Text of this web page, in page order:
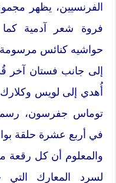
الفرنسيين، يظهر
فروة شعر آدمية
حواشيه كنائس
إلى جانب فستان آخر
أُهدي إلى لويس
توماس جفرسون،
في أربع عشرة حلقة
والمعلوم أن كل رقعة
لسرد المعارك التي